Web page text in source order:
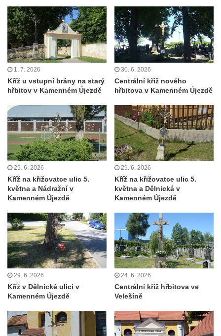
Centrální kříž hřbitova Šumburk nad
Desnou v Tanvaldu
Kříž u kostela svatého Františka z Assisi v
Tanvaldu
ve Starých Křečanech
Kříž u domu čp. 39 v Rybništi
Kříž u domu čp. 2 v Rybništi
Kříž u domu čp. 128 v Rybništi
Kříž východně od Dubé nad lesoparkem
Kříž před hřbitovem v Českolipské ulice v
Dubé
Centrální kříž hřbitova v Dubé
Kříž v Dlouhé ulici v Dubé
Kříž u kostela Nalezení svatého kříže v
Dubé
Kříž na hřbitově ve Velkém Šenově
Steinův kříž u hřbitova ve Velkém Šenově
Menzelův kříž u schodiště do kostele
svatého Bartoloměje ve Velkém Šenově
Kříž na kostele svatého Bartoloměje ve
1. 7. 2026
Kříž u vstupní brány na starý
hřbitov v Kamenném Újezdě
30. 6. 2026
Centrální kříž nového
hřbitova v Kamenném Újezdě
29. 6. 2026
Kříž na křižovatce ulic 5.
května a Nádražní v
Kamenném Újezdě
29. 6. 2026
Kříž na křižovatce ulic 5.
května a Dělnická v
Kamenném Újezdě
29. 6. 2026
Kříž v Dělnické ulici v
Kamenném Újezdě
24. 6. 2026
Centrální kříž hřbitova ve
Velešíně